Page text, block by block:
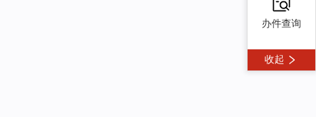
办件查询
收起